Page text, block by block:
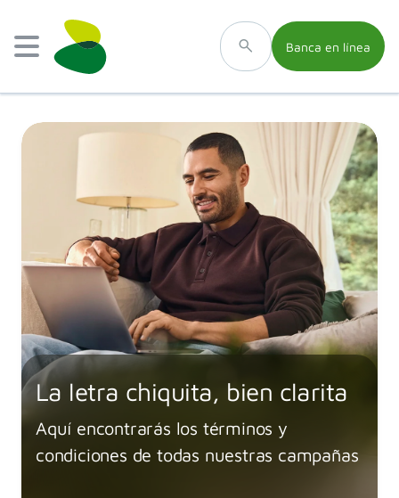
Banca en línea
La letra chiquita, bien clarita
Aquí encontrarás los términos y
condiciones de todas nuestras campañas